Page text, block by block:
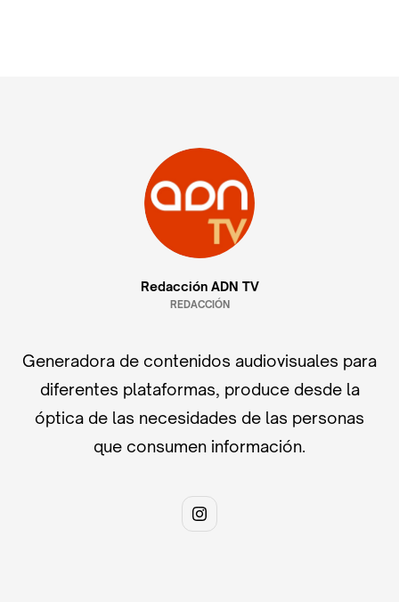
Redacción ADN TV
REDACCIÓN
Generadora de contenidos audiovisuales para
diferentes plataformas, produce desde la
óptica de las necesidades de las personas
que consumen información.